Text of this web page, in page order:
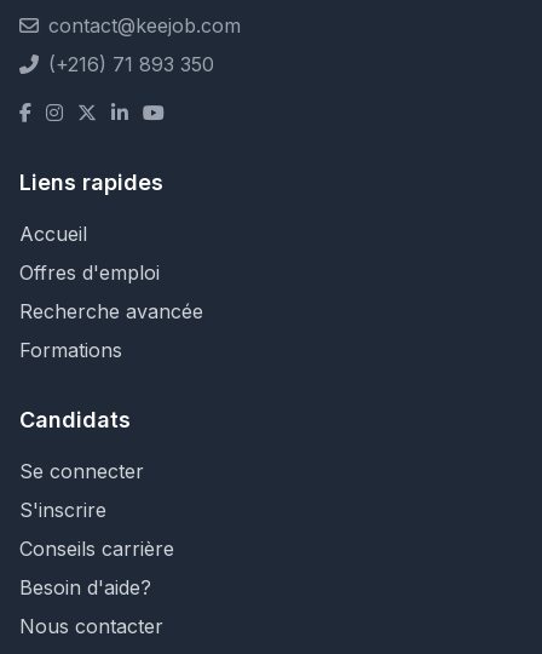
contact@keejob.com
(+216) 71 893 350
Liens rapides
Accueil
Offres d'emploi
Recherche avancée
Formations
Candidats
Se connecter
S'inscrire
Conseils carrière
Besoin d'aide?
Nous contacter